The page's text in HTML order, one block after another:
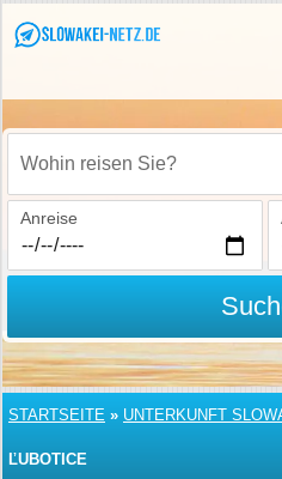
Wohin reisen Sie?
Anreise
STARTSEITE » UNTERKUNFT
ĽUBOTICE